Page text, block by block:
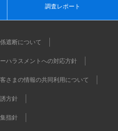
調査レポート
遮断について
ハラスメントへの対応方針
さまの情報の共同利用について
方針
指針